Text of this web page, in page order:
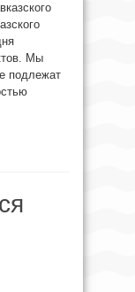
Мы
подлежат